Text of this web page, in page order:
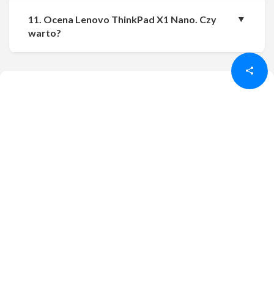
11. Ocena Lenovo ThinkPad X1 Nano. Czy
warto?